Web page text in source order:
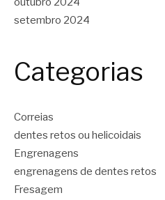
setembro 2024
Categorias
Correias
dentes retos ou helicoidais
Engrenagens
engrenagens de dentes retos
Fresagem